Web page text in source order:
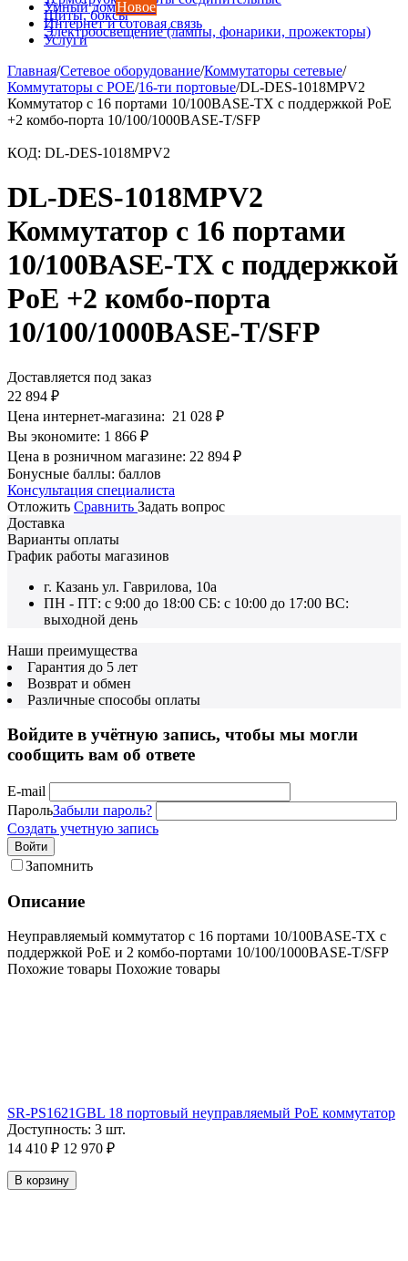
Щиты, боксы
Электроосвещение (лампы, фонарики, прожекторы)
Умный домНовое
Интернет и сотовая связь
Услуги
Главная/Сетевое оборудование/Коммутаторы сетевые/
Коммутаторы с POE/16-ти портовые/DL-DES-1018MPV2
Коммутатор с 16 портами 10/100BASE-TX с поддержкой PoE
+2 комбо-порта 10/100/1000BASE-T/SFP
КОД: DL-DES-1018MPV2
DL-DES-1018MPV2
Коммутатор с 16 портами
10/100BASE-TX с поддержкой
PoE +2 комбо-порта
10/100/1000BASE-T/SFP
Доставляется под заказ
22 894 ₽
Цена интернет-магазина: 21 028 ₽
Вы экономите: 1 866 ₽
Цена в розничном магазине: 22 894 ₽
Бонусные баллы: баллов
Консультация специалиста
Отложить Сравнить Задать вопрос
Доставка
Варианты оплаты
График работы магазинов
г. Казань ул. Гаврилова, 10а
ПН - ПТ: с 9:00 до 18:00 СБ: с 10:00 до 17:00 ВС:
выходной день
Наши преимущества
Гарантия до 5 лет
Возврат и обмен
Различные способы оплаты
Войдите в учётную запись, чтобы мы могли
сообщить вам об ответе
E-mail
ПарольЗабыли пароль?
Создать учетную запись
Войти
Запомнить
Описание
Неуправляемый коммутатор с 16 портами 10/100BASE-TX с
поддержкой PoE и 2 комбо-портами 10/100/1000BASE-T/SFP
Похожие товары Похожие товары
SR-PS1621GBL 18 портовый неуправляемый РоЕ коммутатор
Доступность: 3 шт.
14 410 ₽ 12 970 ₽
В корзину